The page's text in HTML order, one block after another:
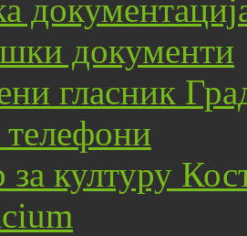
документи
гласник
за културу